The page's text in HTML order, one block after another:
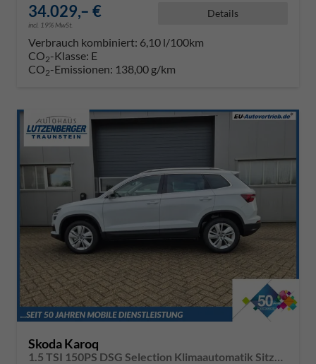
34.029,– €
incl. 19% MwSt.
Details
Verbrauch kombiniert: 6,10 l/100km
CO2-Klasse: E
CO2-Emissionen: 138,00 g/km
Skoda Karoq